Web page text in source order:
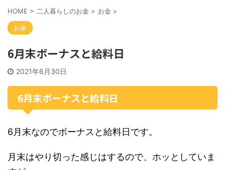
HOME > 二人暮らしのお金 > お金 >
お金
6月末ボーナスと給料日
2021年6月30日
6月末ボーナスと給料日
6月末なのでボーナスと給料日です。
月末はやり切った感じはするので、ホッとしていま